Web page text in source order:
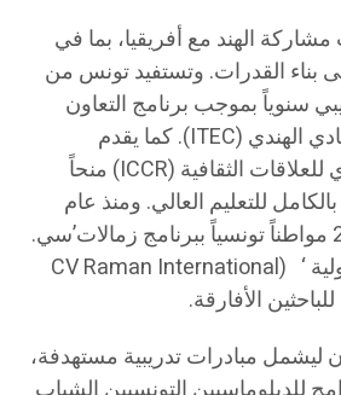
الهند مع أفريقيا، بما في
بناء القدرات. وتستفيد تونس من
سنوياً بموجب برنامج التعاون
الفني والاقتصادي الهندي (ITEC). كما يقدم
المجلس الهندي للعلاقات الثقافية (ICCR) منحاً
للتعليم العالي. ومنذ عام
2009، إنتفع 26 مواطناً تونسياً ببرنامج زمالات’سي.
في. رامان الدولية ‘ (CV Raman International
ليشمل مبادرات تدريبية مستهدفة،